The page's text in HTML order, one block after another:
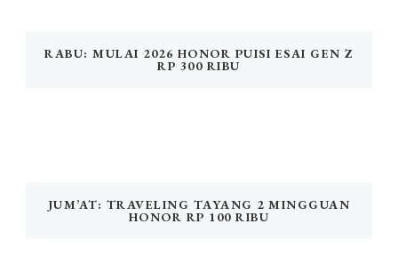
RABU: MULAI 2026 HONOR PUISI ESAI GEN Z
RP 300 RIBU
JUM’AT: TRAVELING TAYANG 2 MINGGUAN
HONOR RP 100 RIBU